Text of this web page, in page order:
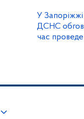
У Запоріжжі
ДСНС
час